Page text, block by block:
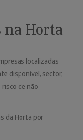
na Horta
localizadas
disponível, sector,
risco de não
da Horta por